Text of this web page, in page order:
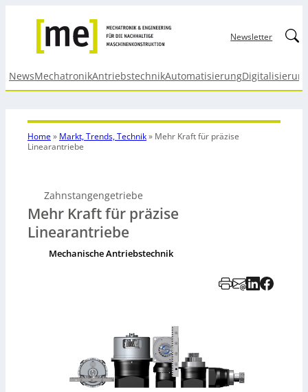
Newsletter
NewsMechatronikAntriebstechnikAutomatisierung
Home» Markt, Trends, Technik» Mehr Kraft für präzise
Linearantriebe
Zahnstangengetriebe
Mehr Kraft für präzise
Linearantriebe
Mechanische Antriebstechnik